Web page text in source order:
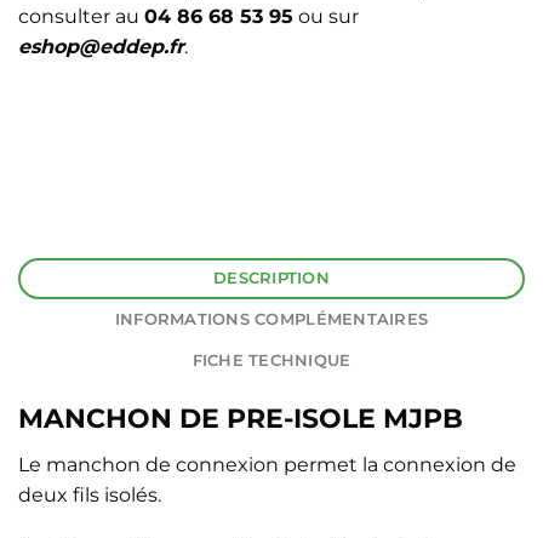
consulter au 04 86 68 53 95 ou sur
eshop@eddep.fr.
DESCRIPTION
INFORMATIONS COMPLÉMENTAIRES
FICHE TECHNIQUE
MANCHON DE PRE-ISOLE MJPB
Le manchon de connexion permet la connexion de
deux fils isolés.